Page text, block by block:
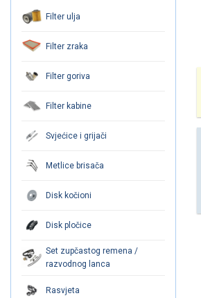
Filter ulja
Filter zraka
Filter goriva
Filter kabine
Svjećice i grijači
Metlice brisača
Disk kočioni
Disk pločice
Set zupčastog remena /
razvodnog lanca
Rasvjeta